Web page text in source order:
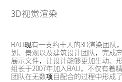
3D视觉渲染
BAU现有一支约十人的3D渲染团队
划、景观以及建筑设计团队，完成
展示文件，让设计能够更加生动、
组长于2007年加入BAU，不仅有着
团队在无数项目配合的过程中形成